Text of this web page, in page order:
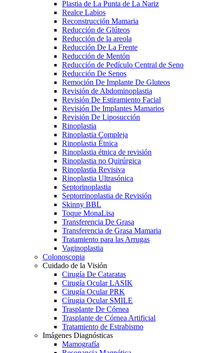
Plastia de La Punta de La Nariz
Realce Labios
Reconstrucción Mamaria
Reducción de Glúteos
Reducción de la areola
Reducción De La Frente
Reducción de Mentón
Reducción de Pedículo Central de Seno
Reducción De Senos
Remoción De Implante De Gluteos
Revisión de Abdominoplastia
Revisión De Estiramiento Facial
Revisión De Implantes Mamarios
Revisión De Liposucción
Rinoplastia
Rinoplastia Compleja
Rinoplastia Étnica
Rinoplastia étnica de revisión
Rinoplastia no Quirúrgica
Rinoplastia Revisiva
Rinoplastia Ultrasónica
Septorinoplastia
Septorrinoplastia de Revisión
Skinny BBL
Toque MonaLisa
Transferencia De Grasa
Transferencia de Grasa Mamaria
Tratamiento para las Arrugas
Vaginoplastia
Colonoscopia
Cuidado de la Visión
Cirugía De Cataratas
Cirugía Ocular LASIK
Cirugía Ocular PRK
Círugia Ocular SMILE
Trasplante De Córnea
Trasplante de Córnea Artificial
Tratamiento de Estrabismo
Imágenes Diagnósticas
Mamografía